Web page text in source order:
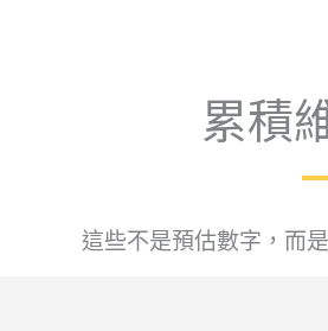
累積
這些不是預估數字，而